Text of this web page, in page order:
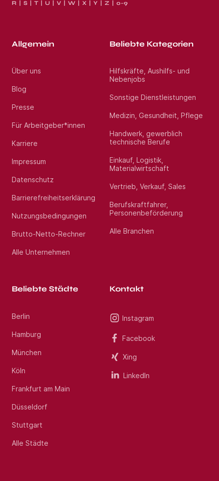
R S T U V W X Y Z 0-9
Allgemein
Über uns
Blog
Presse
Für Arbeitgeber*innen
Karriere
Impressum
Datenschutz
Barrierefreiheitserklärung
Nutzungsbedingungen
Brutto-Netto-Rechner
Alle Unternehmen
Beliebte Kategorien
Hilfskräfte, Aushilfs- und
Nebenjobs
Sonstige Dienstleistungen
Medizin, Gesundheit, Pflege
Handwerk, gewerblich
technische Berufe
Einkauf, Logistik,
Materialwirtschaft
Vertrieb, Verkauf, Sales
Berufskraftfahrer,
Personenbeförderung
Alle Branchen
Beliebte Städte
Berlin
Hamburg
München
Köln
Frankfurt am Main
Düsseldorf
Stuttgart
Alle Städte
Kontakt
Instagram
Facebook
Xing
LinkedIn